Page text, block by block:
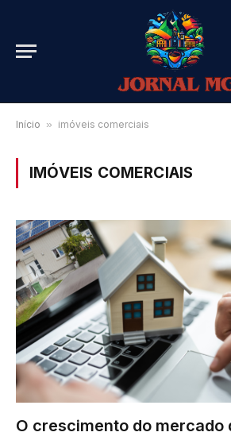
Início » imóveis comerciais
IMÓVEIS COMERCIAIS
O crescimento do mercado